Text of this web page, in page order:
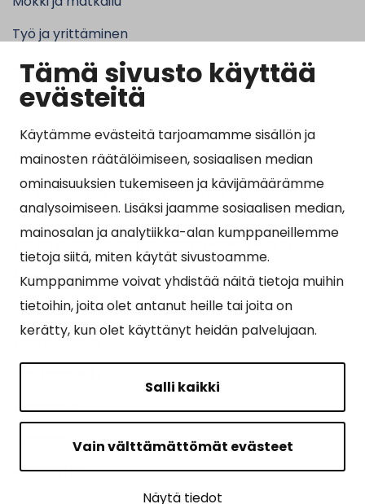
Tämä sivusto käyttää
evästeitä
Käytämme evästeitä tarjoamamme sisällön ja
mainosten räätälöimiseen, sosiaalisen median
ominaisuuksien tukemiseen ja kävijämäärämme
analysoimiseen. Lisäksi jaamme sosiaalisen median,
mainosalan ja analytiikka-alan kumppaneillemme
tietoja siitä, miten käytät sivustoamme.
Kumppanimme voivat yhdistää näitä tietoja muihin
tietoihin, joita olet antanut heille tai joita on
kerätty, kun olet käyttänyt heidän palvelujaan.
Salli kaikki
Vain välttämättömät evästeet
Näytä tiedot
Työ ja yrittäminen
Kunta ja hallinto
Suosituimmat sivut
Esityslistat, pöytäkirjat, viranhaltijapäätökset ja
kuulutukset
Tietoa ja ohjeistusta koronavirukseen liittyen
Asiointipiste
Sähköinen asiointi
Yhteydenotto
Tilavaraus
Ruokalistat